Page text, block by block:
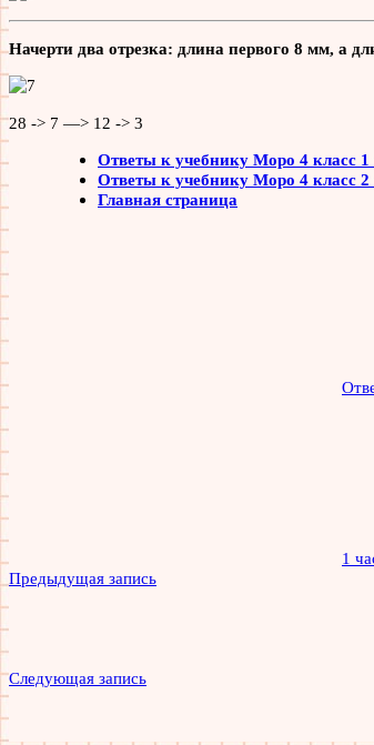
Начерти два отрезка: длина первого 8 мм, а
28 -> 7 —> 12 -> 3
Ответы к учебнику Моро 4 класс 1
Ответы к учебнику Моро 4 класс 2
Главная страница
1
Навигация
по
записям
Предыдущая запись
Следующая запись